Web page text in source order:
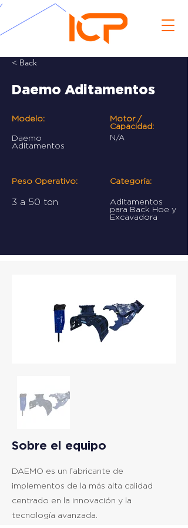
< Back
Daemo Aditamentos
Modelo:
Daemo
Aditamentos
Motor /
Capacidad:
N/A
Peso Operativo:
3 a 50 ton
Categoría:
Aditamentos
para Back Hoe y
Excavadora
Sobre el equipo
DAEMO es un fabricante de
implementos de la más alta calidad
centrado en la innovación y la
tecnología avanzada.